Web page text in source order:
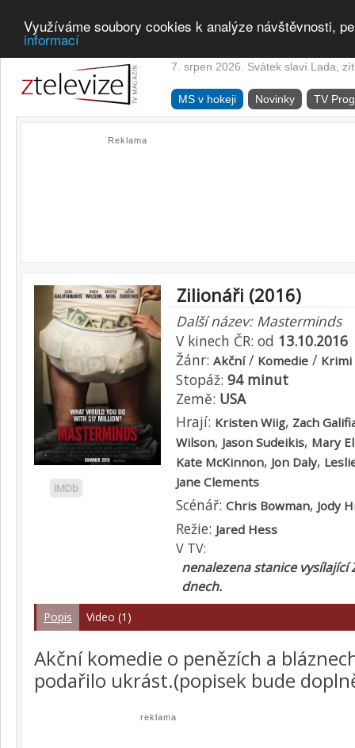
Využíváme soubory cookies k analýze návštěvnosti,
informací
7. srpen 2026. Svátek slaví Lada,
MS v hokeji Novinky TV
Reklama
IMDb
Zilionáři (2016)
Další název: Masterminds
V kinech ČR: od 13.10.2016
Žánr: Akční/ Komedie / Krimi
Stopáž: 94 minut
Země: USA
Hrají: Kristen Wiig, Zach
Wilson, Jason Sudeikis, Mary
Kate McKinnon, Jon Daly,
Jane Clements
Scénář: Chris Bowman, Jody
Režie: Jared Hess
V TV:
nenalezena stanice vysílající
dnech.
Popis Video (1)
Akční komedie o penězích a
podařilo ukrást.(popisek bude
reklama